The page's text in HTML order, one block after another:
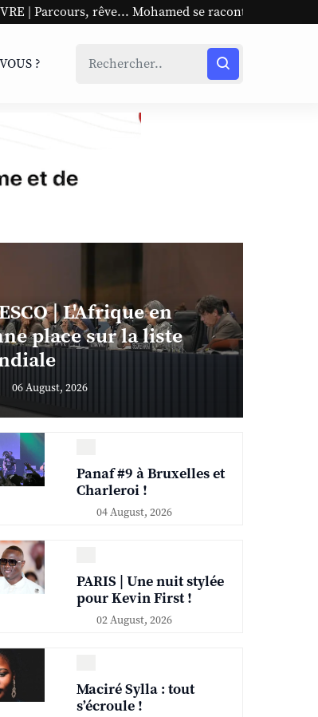
Mohamed se raconte UNESCO | L'Afrique en
?
| L'Afrique en
place sur la liste
06 August, 2026
Panaf #9 à Bruxelles et
Charleroi !
04 August, 2026
PARIS | Une nuit stylée
pour Kevin First !
02 August, 2026
Maciré Sylla : tout
s’écroule !